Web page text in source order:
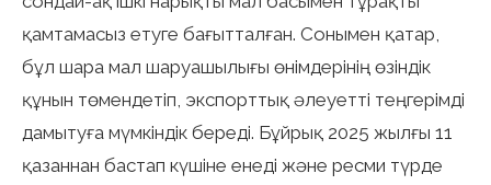
қамтамасыз етуге бағытталған. Сонымен қатар,
бұл шара мал шаруашылығы өнімдерінің өзіндік
құнын төмендетіп, экспорттық әлеуетті теңгерімді
дамытуға мүмкіндік береді. Бұйрық 2025 жылғы 11
қазаннан бастап күшіне енеді және ресми түрде